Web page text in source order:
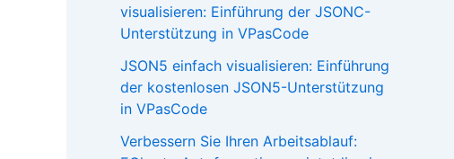
visualisieren: Einführung der JSONC-
Unterstützung in VPasCode
JSON5 einfach visualisieren: Einführung
der kostenlosen JSON5-Unterstützung
in VPasCode
Verbessern Sie Ihren Arbeitsablauf: